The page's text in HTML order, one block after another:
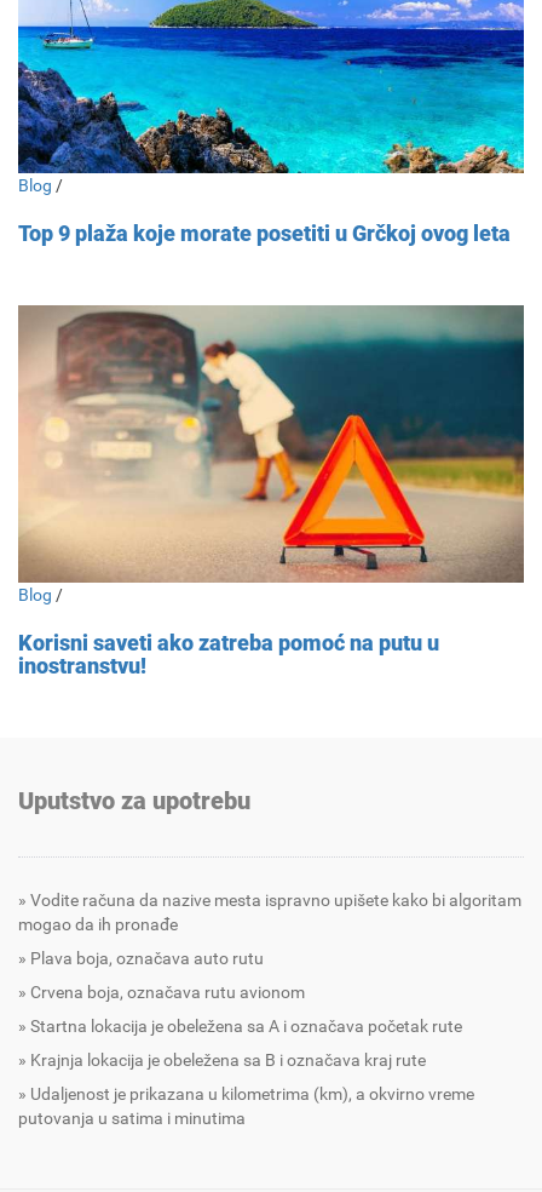
Blog /
Top 9 plaža koje morate posetiti u Grčkoj ovog leta
Blog /
Korisni saveti ako zatreba pomoć na putu u
inostranstvu!
Uputstvo za upotrebu
Vodite računa da nazive mesta ispravno upišete kako bi algoritam
mogao da ih pronađe
Plava boja, označava auto rutu
Crvena boja, označava rutu avionom
Startna lokacija je obeležena sa A i označava početak rute
Krajnja lokacija je obeležena sa B i označava kraj rute
Udaljenost je prikazana u kilometrima (km), a okvirno vreme
putovanja u satima i minutima